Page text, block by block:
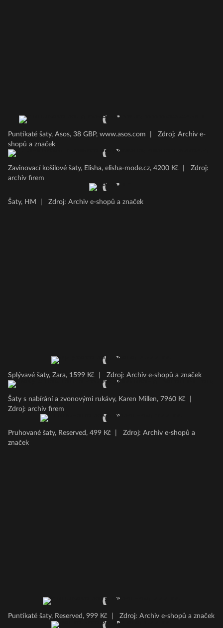
Puntíkaté šaty, Asos, 38 GBP, www.asos.com
Zdroj: Archiv e-
shopů a značek
Zavinovací košilové šaty, Elisha, elisha-mode.cz, 4200 Kč
Zdroj:
archiv firem
Šaty, HM Zdroj: Archiv e-shopů a značek
Splývavé šaty, Zara, 1599 Kč Zdroj: Archiv e-shopů a značek
Šaty s nabírání a zvonovými rukávy, Karen Millen, 7960 Kč
Zdroj: archiv firem
Pruhované šaty, Reserved, 499 Kč
Zdroj: Archiv e-shopů a
značek
Puntíkaté šaty, Reserved, 999 Kč Zdroj: Archiv e-shopů a značek